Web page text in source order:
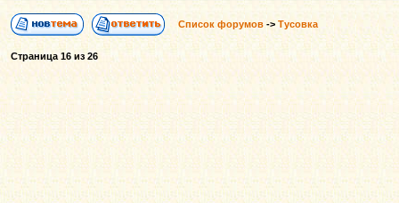
Список форумов -> Тусовка
Страница 16 из 26